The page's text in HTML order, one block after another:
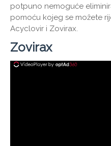
potpuno nemoguće
pomoću kojeg se možete
Acyclovir i Zovirax.
Zovirax